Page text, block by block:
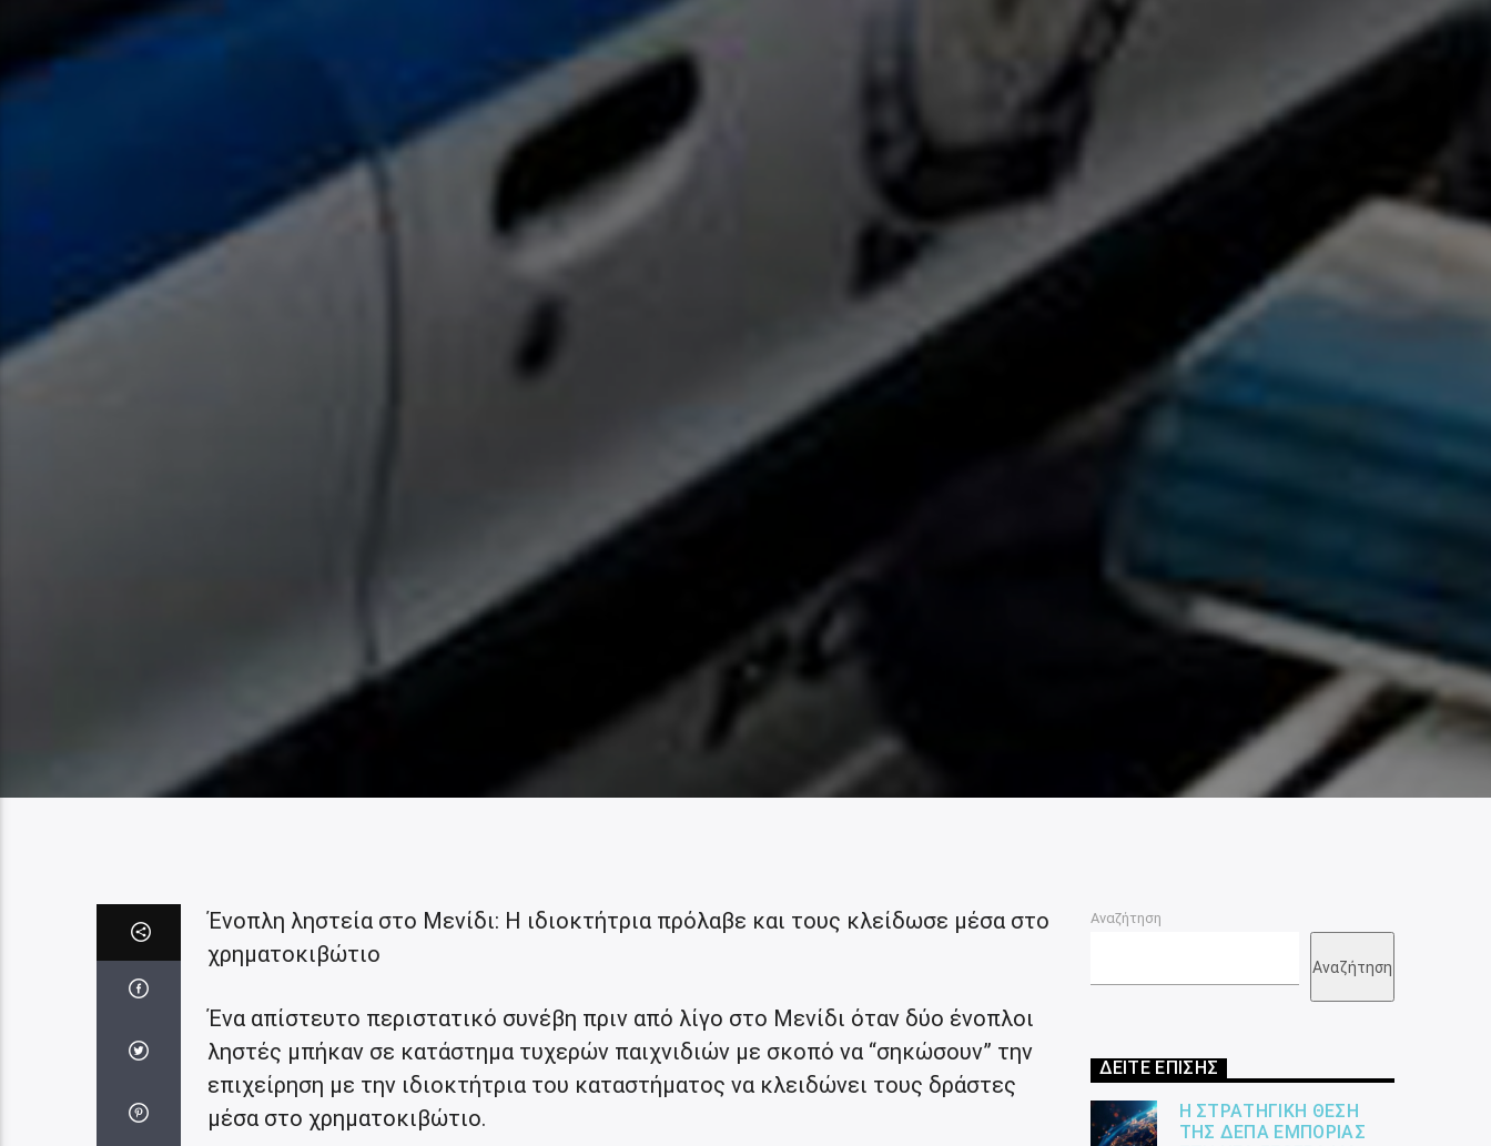
Ένοπλη ληστεία στο Μενίδι: Η ιδιοκτήτρια πρόλαβε και τους κλείδωσε μέσα στο
χρηματοκιβώτιο
Ένα απίστευτο περιστατικό συνέβη πριν από λίγο στο Μενίδι όταν δύο ένοπλοι
ληστές μπήκαν σε κατάστημα τυχερών παιχνιδιών με σκοπό να “σηκώσουν” την
επιχείρηση με την ιδιοκτήτρια του καταστήματος να κλειδώνει τους δράστες
μέσα στο χρηματοκιβώτιο.
Αναζήτηση
Αναζήτηση
ΔΕΙΤΕ ΕΠΙΣΗΣ
Η ΣΤΡΑΤΗΓΙΚΉ ΘΈΣΗ
ΤΗΣ ΔΕΠΑ ΕΜΠΟΡΊΑΣ